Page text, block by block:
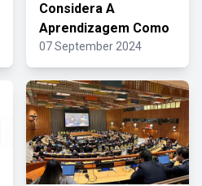
Considera A
Aprendizagem Como
07 September 2024